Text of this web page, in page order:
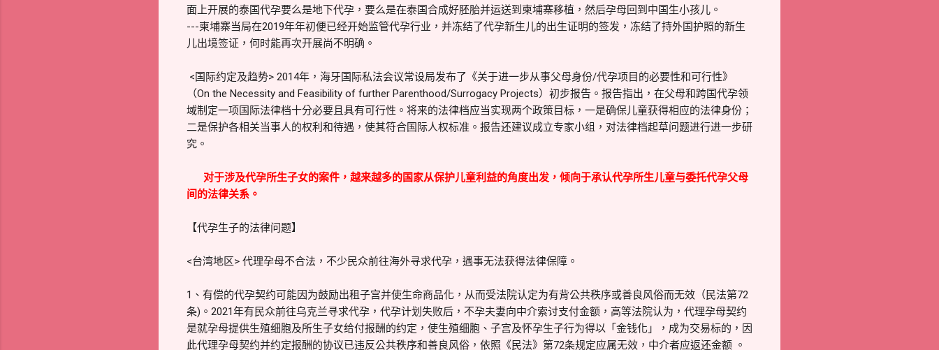
面上开展的泰国代孕要么是地下代孕，要么是在泰国合成好胚胎并运送到柬埔寨移植，然后孕母回到中国生小孩儿。
---柬埔寨当局在2019年年初便已经开始监管代孕行业，并冻结了代孕新生儿的出生证明的签发，冻结了持外国护照的新生
儿出境签证，何时能再次开展尚不明确。
<国际约定及趋势> 2014年，海牙国际私法会议常设局发布了《关于进一步从事父母身份/代孕项目的必要性和可行性》
（On the Necessity and Feasibility of further Parenthood/Surrogacy Projects）初步报告。报告指出，在父母和跨国代孕领
域制定一项国际法律档十分必要且具有可行性。将来的法律档应当实现两个政策目标，一是确保儿童获得相应的法律身份；
二是保护各相关当事人的权利和待遇，使其符合国际人权标准。报告还建议成立专家小组，对法律档起草问题进行进一步研
究。
对于涉及代孕所生子女的案件，越来越多的国家从保护儿童利益的角度出发，倾向于承认代孕所生儿童与委托代孕父母
间的法律关系。
【代孕生子的法律问题】
<台湾地区> 代理孕母不合法，不少民众前往海外寻求代孕，遇事无法获得法律保障。
1、有偿的代孕契约可能因为鼓励出租子宫并使生命商品化，从而受法院认定为有背公共秩序或善良风俗而无效（民法第72
条)。2021年有民众前往乌克兰寻求代孕，代孕计划失败后，不孕夫妻向中介索讨支付金额，高等法院认为，代理孕母契约
是就孕母提供生殖细胞及所生子女给付报酬的约定，使生殖细胞、子宫及怀孕生子行为得以「金钱化」，成为交易标的，因
此代理孕母契约并约定报酬的协议已违反公共秩序和善良风俗，依照《民法》第72条规定应属无效，中介者应返还金额 。